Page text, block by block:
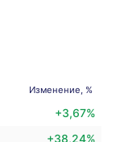
Изменение, %
+3,67%
+38,24%